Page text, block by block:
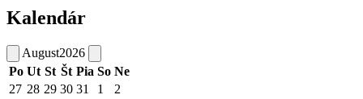
Kalendár
August2026
Po Ut St Št Pia So Ne
27 28 29 30 31 1
2